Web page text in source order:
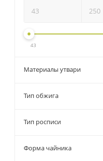
43
Материалы утвари
Тип обжига
Тип росписи
Форма чайника